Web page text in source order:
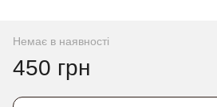
Немає в наявності
450 грн